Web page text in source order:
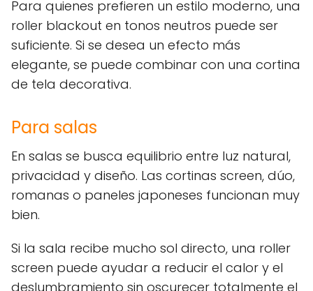
Para quienes prefieren un estilo moderno, una
roller blackout en tonos neutros puede ser
suficiente. Si se desea un efecto más
elegante, se puede combinar con una cortina
de tela decorativa.
Para salas
En salas se busca equilibrio entre luz natural,
privacidad y diseño. Las cortinas screen, dúo,
romanas o paneles japoneses funcionan muy
bien.
Si la sala recibe mucho sol directo, una roller
screen puede ayudar a reducir el calor y el
deslumbramiento sin oscurecer totalmente el